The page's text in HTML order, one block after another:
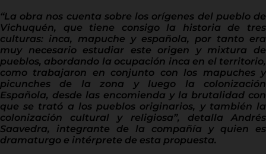
“La obra nos cuenta sobre los orígenes del pueblo de
Vichuquén, que tiene consigo la historia de tres
culturas: inca, mapuche y española, por tanto era
muy necesario estudiar este origen y mixtura de
pueblos, abordando la ocupación inca en el territorio,
como trabajaron en conjunto con los mapuches y
picunches de la zona y luego la colonización
Española, desde las encomienda y la brutalidad con
que se trató a los pueblos originarios, y también la
colonización cultural y religiosa”, detalla Andrés
Saavedra, integrante de la compañía y quien es
dramaturgo e intérprete de esta propuesta.